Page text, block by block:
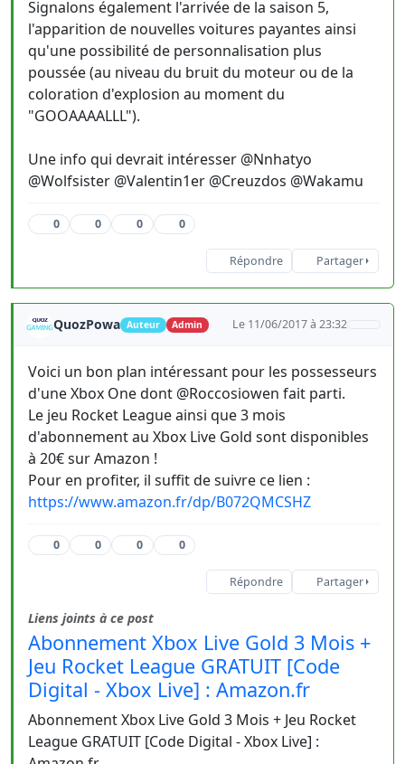
Signalons également l'arrivée de la saison 5,
l'apparition de nouvelles voitures payantes ainsi
qu'une possibilité de personnalisation plus
poussée (au niveau du bruit du moteur ou de la
coloration d'explosion au moment du
"GOOAAAALLL").
Une info qui devrait intéresser @Nnhatyo
@Wolfsister @Valentin1er @Creuzdos @Wakamu
0 0 0 0
Répondre Partager
QuozPowa Auteur Admin Le 11/06/2017 à 23:32
Voici un bon plan intéressant pour les possesseurs
d'une Xbox One dont @Roccosiowen fait parti.
Le jeu Rocket League ainsi que 3 mois
d'abonnement au Xbox Live Gold sont disponibles
à 20€ sur Amazon !
Pour en profiter, il suffit de suivre ce lien :
https://www.amazon.fr/dp/B072QMCSHZ
0 0 0 0
Répondre Partager
Liens joints à ce post
Abonnement Xbox Live Gold 3 Mois +
Jeu Rocket League GRATUIT [Code
Digital - Xbox Live] : Amazon.fr
Abonnement Xbox Live Gold 3 Mois + Jeu Rocket
League GRATUIT [Code Digital - Xbox Live] :